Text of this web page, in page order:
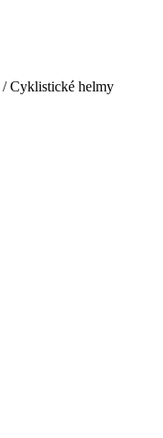
/ Cyklistické helmy